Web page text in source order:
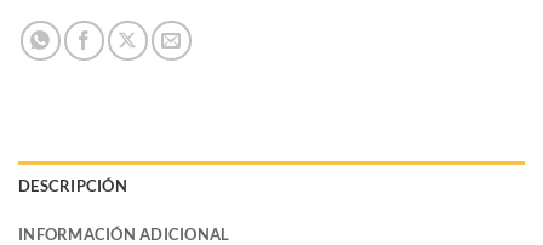
DESCRIPCIÓN
INFORMACIÓN ADICIONAL